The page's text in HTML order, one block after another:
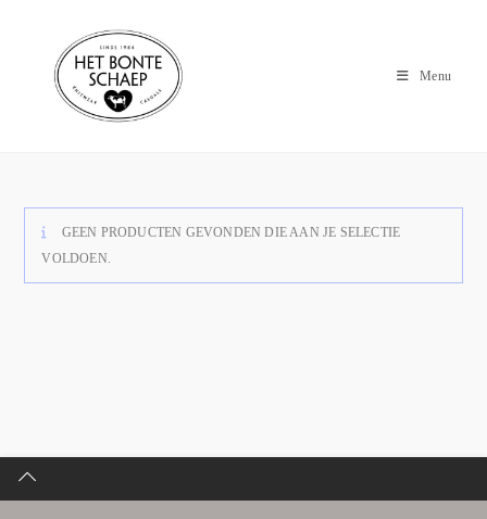
Menu
GEEN PRODUCTEN GEVONDEN DIE AAN JE SELECTIE
VOLDOEN.